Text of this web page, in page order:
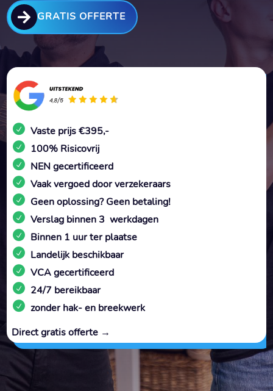
 GRATIS OFFERTE
Vaste prijs €395,-
100% Risicovrij
NEN gecertificeerd
Vaak vergoed door verzekeraars
Geen oplossing? Geen betaling!
Verslag binnen 3 werkdagen
Binnen 1 uur ter plaatse
Landelijk beschikbaar
VCA gecertificeerd
24/7 bereikbaar
zonder hak- en breekwerk
Direct gratis offerte →